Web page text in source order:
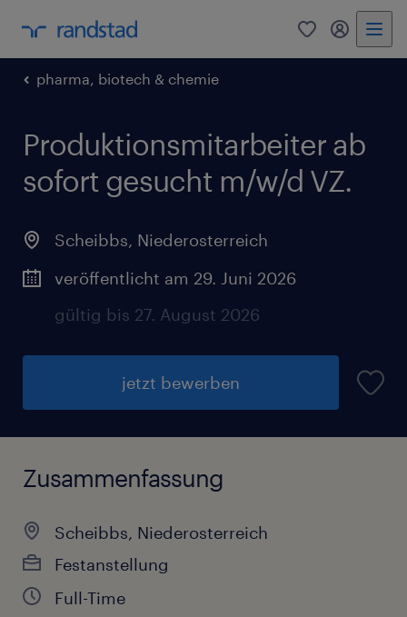
0 Mein
pharma, biotech & chemie
Produktionsmitarbeiter ab
sofort gesucht m/w/d VZ.
Scheibbs, Niederosterreich
veröffentlicht am 29. Juni 2026
gültig bis 27. August 2026
jetzt bewerben
Zusammenfassung
Scheibbs, Niederosterreich
Festanstellung
Full-Time